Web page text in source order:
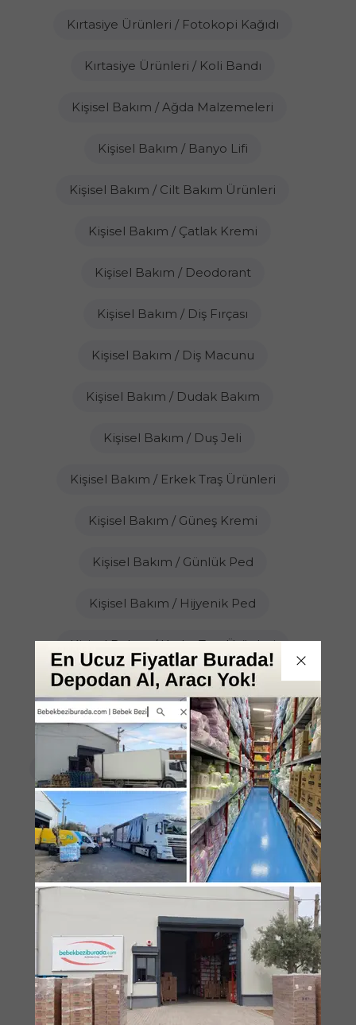
Kırtasiye Ürünleri / Fotokopi Kağıdı
Kırtasiye Ürünleri / Koli Bandı
Kişisel Bakım / Ağda Malzemeleri
Kişisel Bakım / Banyo Lifi
Kişisel Bakım / Cilt Bakım Ürünleri
Kişisel Bakım / Çatlak Kremi
Kişisel Bakım / Deodorant
Kişisel Bakım / Diş Fırçası
Kişisel Bakım / Diş Macunu
Kişisel Bakım / Dudak Bakım
Kişisel Bakım / Duş Jeli
Kişisel Bakım / Erkek Traş Ürünleri
Kişisel Bakım / Güneş Kremi
Kişisel Bakım / Günlük Ped
Kişisel Bakım / Hijyenik Ped
Kişisel Bakım / Kadın Traş Ürünleri
Kişisel Bakım / Kayganlaştırıcı Jel
Kişisel Bakım / Kırışıklık Karşıtı
Kişisel Bakım / Makyaj Temizleme Pamuğu
Kişisel Bakım / Makyaj Ürünleri
Kişisel Bakım / Parfüm
Kişisel Bakım / Prezervatif
Kişisel Bakım / Roll - On
Kişisel Bakım / Sabun
Kişisel Bakım / Saç Boyası